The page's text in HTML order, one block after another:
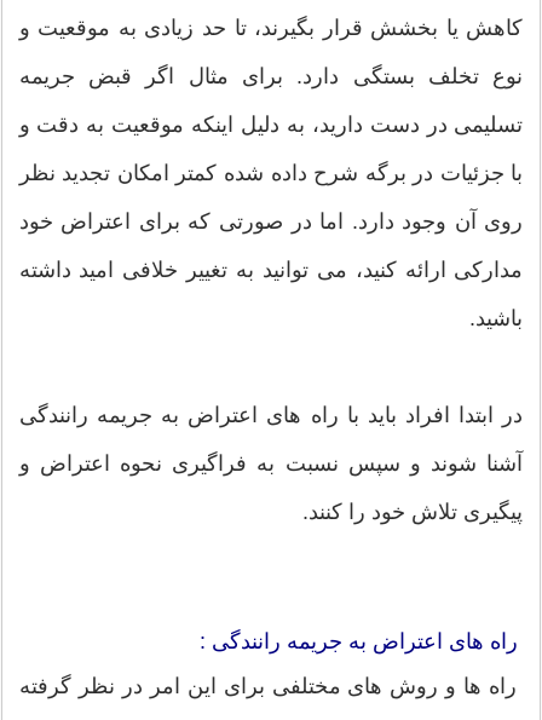
کاهش یا بخشش قرار بگیرند، تا حد زیادی به موقعیت و
نوع تخلف بستگی دارد. برای مثال اگر قبض جریمه
تسلیمی در دست دارید، به دلیل اینکه موقعیت به دقت و
با جزئیات در برگه شرح داده شده کمتر امکان تجدید نظر
روی آن وجود دارد. اما در صورتی که برای اعتراض خود
مدارکی ارائه کنید، می توانید به تغییر خلافی امید داشته
باشید.
در ابتدا افراد باید با راه های اعتراض به جریمه رانندگی
آشنا شوند و سپس نسبت به فراگیری نحوه اعتراض و
پیگیری تلاش خود را کنند.
راه های اعتراض به جریمه رانندگی :
راه ها و روش های مختلفی برای این امر در نظر گرفته